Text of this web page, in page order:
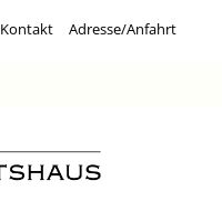
Kontakt Adresse/Anfahrt